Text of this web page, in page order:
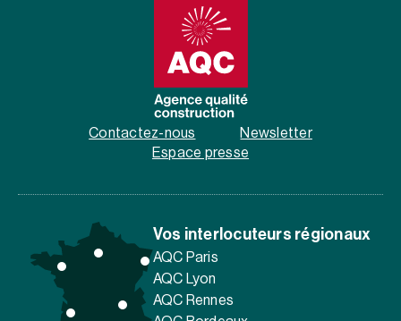
Contactez-nous
Newsletter
Espace presse
Vos interlocuteurs régionaux
AQC Paris
AQC Lyon
AQC Rennes